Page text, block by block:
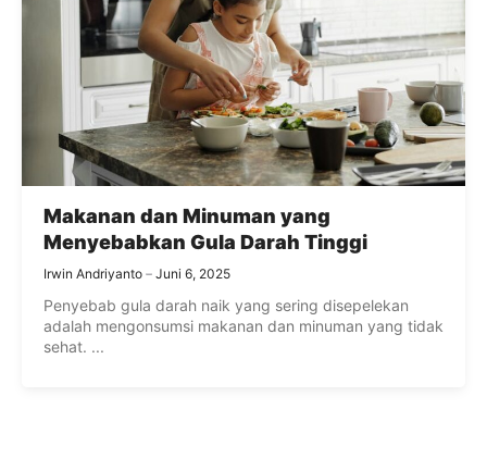
Makanan dan Minuman yang
Menyebabkan Gula Darah Tinggi
Irwin Andriyanto Juni 6, 2025
Penyebab gula darah naik yang sering disepelekan
adalah mengonsumsi makanan dan minuman yang tidak
sehat. ...